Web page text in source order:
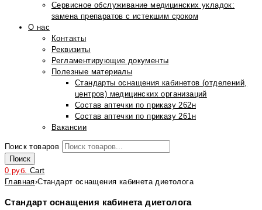
Сервисное обслуживание медицинских укладок:
замена препаратов с истекшим сроком
О нас
Контакты
Реквизиты
Регламентирующие документы
Полезные материалы
Стандарты оснащения кабинетов (отделений,
центров) медицинских организаций
Состав аптечки по приказу 262н
Состав аптечки по приказу 261н
Вакансии
Поиск товаров
Поиск
0 руб. Cart
Главная›Стандарт оснащения кабинета диетолога
Стандарт оснащения кабинета диетолога